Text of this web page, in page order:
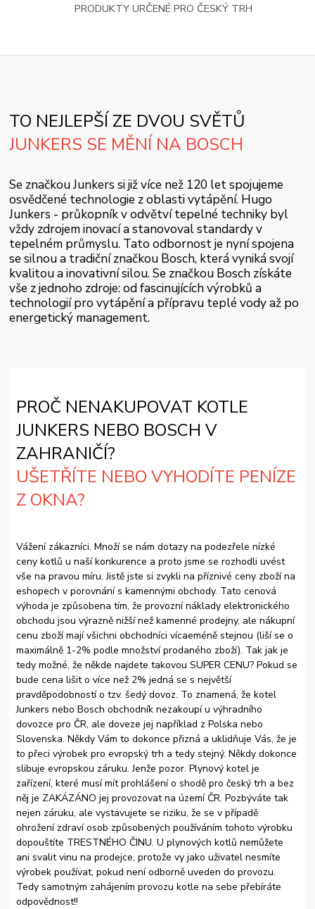
PRODUKTY URČENÉ PRO ČESKÝ TRH
TO NEJLEPŠÍ ZE DVOU SVĚTŮ
JUNKERS SE MĚNÍ NA BOSCH
Se značkou Junkers si již více než 120 let spojujeme
osvědčené technologie z oblasti vytápění. Hugo
Junkers - průkopník v odvětví tepelné techniky byl
vždy zdrojem inovací a stanovoval standardy v
tepelném průmyslu. Tato odbornost je nyní spojena
se silnou a tradiční značkou Bosch, která vyniká svojí
kvalitou a inovativní silou. Se značkou Bosch získáte
vše z jednoho zdroje: od fascinujících výrobků a
technologií pro vytápění a přípravu teplé vody až po
energetický management.
PROČ NENAKUPOVAT KOTLE
JUNKERS NEBO BOSCH V
ZAHRANIČÍ?
UŠETŘÍTE NEBO VYHODÍTE PENÍZE
Z OKNA?
Vážení zákazníci. Množí se nám dotazy na podezřele nízké
ceny kotlů u naší konkurence a proto jsme se rozhodli uvést
vše na pravou míru. Jistě jste si zvykli na příznivé ceny zboží na
eshopech v porovnání s kamennými obchody. Tato cenová
výhoda je způsobena tím, že provozní náklady elektronického
obchodu jsou výrazně nižší než kamenné prodejny, ale nákupní
cenu zboží mají všichni obchodníci vícaeméně stejnou (liší se o
maximálně 1-2% podle množství prodaného zboží). Tak jak je
tedy možné, že někde najdete takovou SUPER CENU? Pokud se
bude cena lišit o více než 2% jedná se s největší
pravděpodobností o tzv. šedý dovoz. To znamená, že kotel
Junkers nebo Bosch obchodník nezakoupí u výhradního
dovozce pro ČR, ale doveze jej například z Polska nebo
Slovenska. Někdy Vám to dokonce přizná a uklidňuje Vás, že je
to přeci výrobek pro evropský trh a tedy stejný. Někdy dokonce
slibuje evropskou záruku. Jenže pozor. Plynový kotel je
zařízení, které musí mít prohlášení o shodě pro český trh a bez
něj je ZAKÁZÁNO jej provozovat na území ČR. Pozbýváte tak
nejen záruku, ale vystavujete se riziku, že se v případě
ohrožení zdraví osob způsobených používáním tohoto výrobku
dopouštíte TRESTNÉHO ČINU. U plynových kotlů nemůžete
ani svalit vinu na prodejce, protože vy jako uživatel nesmíte
výrobek používat, pokud není odborně uveden do provozu.
Tedy samotným zahájením provozu kotle na sebe přebíráte
odpovědnost!!